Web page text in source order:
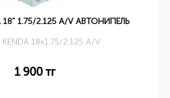
18" 1.75/2.125 A/V АВТОНИПЕЛЬ
18x1.75/2.125 A/V
1 900 тг